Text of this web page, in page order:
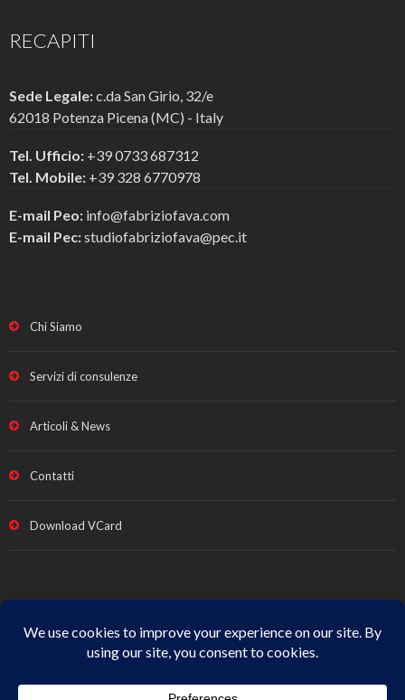
RECAPITI
Sede Legale:c.da San Girio, 32/e
62018 Potenza Picena (MC) - Italy
Tel. Ufficio: +39 0733 687312
Tel. Mobile: +39 328 6770978
E-mail Peo: info@fabriziofava.com
E-mail Pec:studiofabriziofava@pec.it
Chi Siamo
Servizi di consulenze
Articoli & News
Contatti
Download VCard